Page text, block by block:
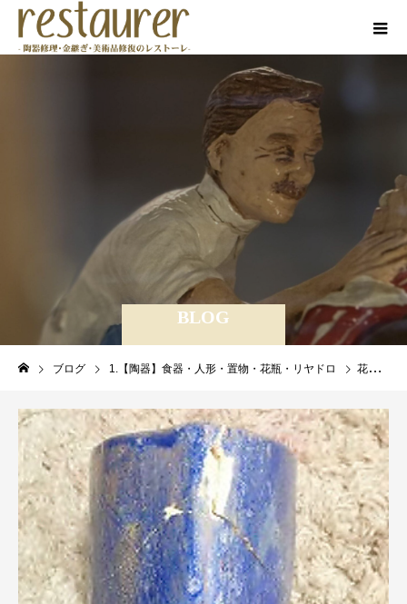
BLOG
ブログ 1.【陶器】食器・人形・置物・花瓶・リヤドロ 花瓶の補修